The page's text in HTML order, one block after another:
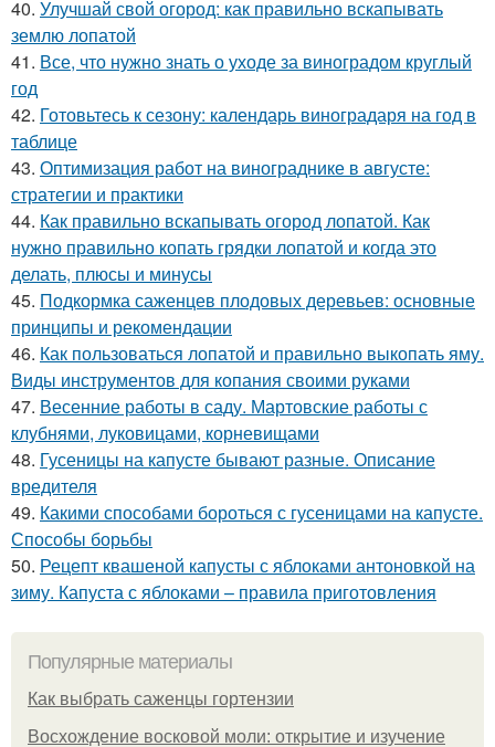
40. Улучшай свой огород: как правильно вскапывать
землю лопатой
41. Все, что нужно знать о уходе за виноградом круглый
год
42. Готовьтесь к сезону: календарь виноградаря на год в
таблице
43. Оптимизация работ на винограднике в августе:
стратегии и практики
44. Как правильно вскапывать огород лопатой. Как
нужно правильно копать грядки лопатой и когда это
делать, плюсы и минусы
45. Подкормка саженцев плодовых деревьев: основные
принципы и рекомендации
46. Как пользоваться лопатой и правильно выкопать яму.
Виды инструментов для копания своими руками
47. Весенние работы в саду. Мартовские работы с
клубнями, луковицами, корневищами
48. Гусеницы на капусте бывают разные. Описание
вредителя
49. Какими способами бороться с гусеницами на капусте.
Способы борьбы
50. Рецепт квашеной капусты с яблоками антоновкой на
зиму. Капуста с яблоками – правила приготовления
Популярные материалы
Как выбрать саженцы гортензии
Восхождение восковой моли: открытие и изучение